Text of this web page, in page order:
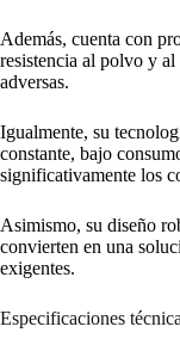
Además, cuenta con
resistencia al polvo y
adversas.
Igualmente, su
constante, bajo
significativamente los
Asimismo, su diseño
convierten en una
exigentes.
Especificaciones